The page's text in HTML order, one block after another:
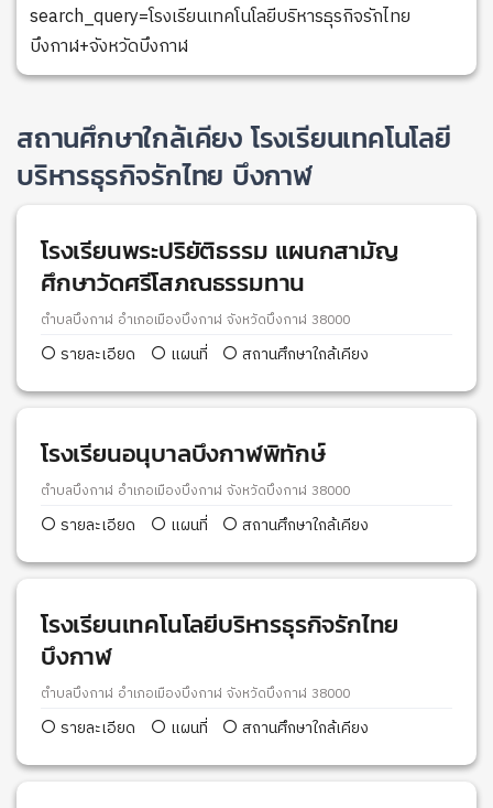
search_query=โรงเรียนเทคโนโลยีบริหารธุรกิจรักไทย
บึงกาฬ+จังหวัดบึงกาฬ
สถานศึกษาใกล้เคียง โรงเรียนเทคโนโลยี
บริหารธุรกิจรักไทย บึงกาฬ
โรงเรียนพระปริยัติธรรม แผนกสามัญ
ศึกษาวัดศรีโสภณธรรมทาน
ตำบลบึงกาฬ อำเภอเมืองบึงกาฬ จังหวัดบึงกาฬ 38000
รายละเอียด แผนที่ สถานศึกษาใกล้เคียง
โรงเรียนอนุบาลบึงกาฬพิทักษ์
ตำบลบึงกาฬ อำเภอเมืองบึงกาฬ จังหวัดบึงกาฬ 38000
รายละเอียด แผนที่ สถานศึกษาใกล้เคียง
โรงเรียนเทคโนโลยีบริหารธุรกิจรักไทย
บึงกาฬ
ตำบลบึงกาฬ อำเภอเมืองบึงกาฬ จังหวัดบึงกาฬ 38000
รายละเอียด แผนที่ สถานศึกษาใกล้เคียง